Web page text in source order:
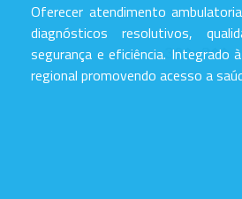
Oferecer atendimento
diagnósticos resolutivos,
segurança e eficiência. Integrado
regional promovendo acesso a